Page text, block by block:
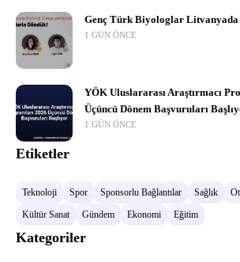
Genç Türk Biyologlar Litvanyada
1 GÜN ÖNCE
YÖK Uluslararası Araştırmacı
Üçüncü Dönem Başvuruları
1 GÜN ÖNCE
Etiketler
Teknoloji Spor Sponsorlu Bağlantılar Sağlık
Kültür Sanat
Gündem Ekonomi Eğitim
Kategoriler